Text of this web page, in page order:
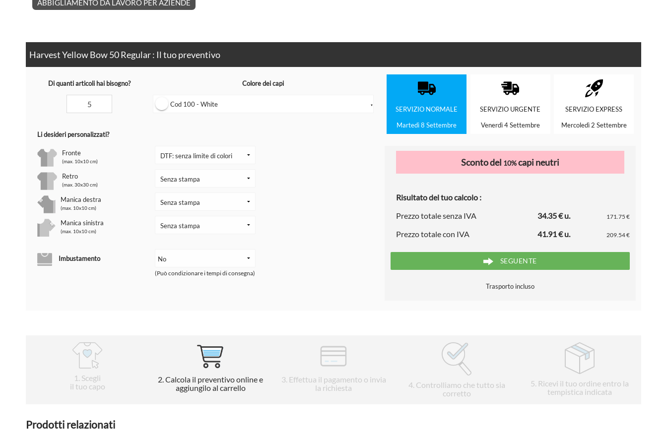
ABBIGLIAMENTO DA LAVORO PER AZIENDE
Harvest Yellow Bow 50 Regular : Il tuo preventivo
Di quanti articoli hai bisogno? Colore dei capi
Cod 100 - White ▼
Li desideri personalizzati?
Fronte
(max. 10x10 cm)
Retro
(max. 30x30 cm)
Manica destra
(max. 10x10 cm)
Manica sinistra
(max. 10x10 cm)
Imbustamento
(Può condizionare i tempi di consegna)
SERVIZIO NORMALE
Martedì 8 Settembre
SERVIZIO URGENTE
Venerdì 4 Settembre
SERVIZIO EXPRESS
Mercoledì 2 Settembre
Sconto del 10%capi neutri
Risultato del tuo calcolo :
Prezzo totale senza IVA
34.35 € u. 171.75 €
Prezzo totale con IVA 41.91 € u. 209.54 €
SEGUENTE
Trasporto incluso
1 . Scegli
il tuo capo
2. Calcola il preventivo online e
aggiungilo al carrello
3. Effettua il pagamento o invia
la richiesta
4. Controlliamo che tutto sia
corretto
5 . Ricevi il tuo ordine entro la
tempistica indicata
Prodotti relazionati